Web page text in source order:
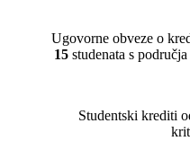
Ugovorne obveze o
15 studenata s
Studentski krediti